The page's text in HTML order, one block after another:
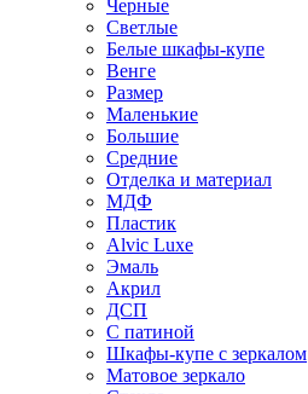
Черные
Светлые
Белые шкафы-купе
Венге
Размер
Маленькие
Большие
Средние
Отделка и материал
МДФ
Пластик
Alvic Luxe
Эмаль
Акрил
ДСП
С патиной
Шкафы-купе с зеркалом
Матовое зеркало